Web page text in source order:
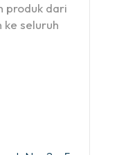
produk dari
seluruh